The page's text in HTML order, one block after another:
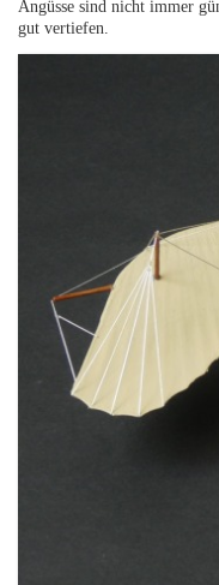
Angüsse sind nicht immer
gut vertiefen.